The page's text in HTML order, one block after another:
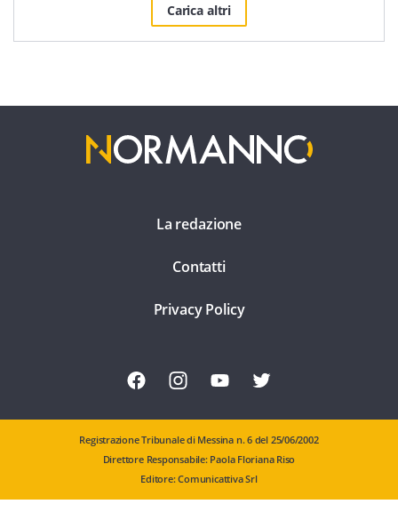
Carica altri
La redazione
Contatti
Privacy Policy
Registrazione Tribunale di Messina n. 6 del 25/06/2002
Direttore Responsabile: Paola Floriana Riso
Editore: Comunicattiva Srl